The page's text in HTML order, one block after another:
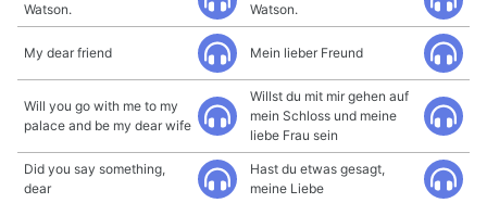
Watson.
Watson.
My dear friend Mein lieber Freund
Will you go with me to my
palace and be my dear wife
Willst du mit mir gehen auf
mein Schloss und meine
liebe Frau sein
Did you say something,
dear
Hast du etwas gesagt,
meine Liebe